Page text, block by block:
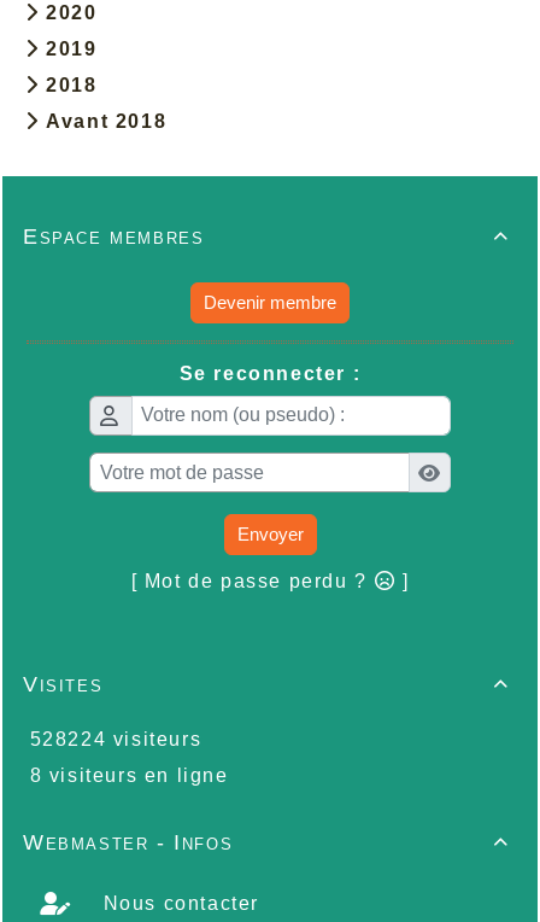
2020
2019
2018
Avant 2018

Espace membres
Devenir membre
Se reconnecter :
Envoyer
[ Mot de passe perdu ? ]

Visites
528224 visiteurs
8 visiteurs en ligne

Webmaster - Infos
Nous contacter